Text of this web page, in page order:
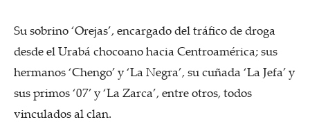
Su sobrino ‘Orejas’, encargado del tráfico de droga
desde el Urabá chocoano hacia Centroamérica; sus
hermanos ‘Chengo’ y ‘La Negra’, su cuñada ‘La Jefa’ y
sus primos ‘07’ y ‘La Zarca’, entre otros, todos
vinculados al clan.